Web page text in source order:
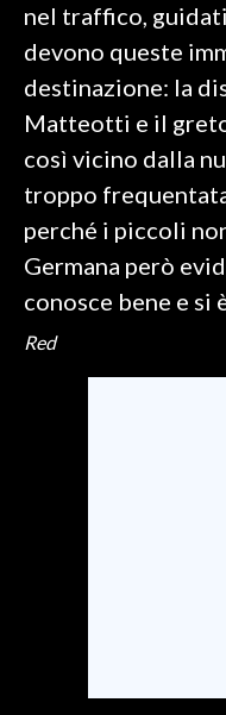
#CARAUNIONE
3 MINUTI CON
INSULARITÀ
INFO AZIENDE
ABBONATI
ANNUNCI
NECROLOGI
PUBBLICITÀ
nel traffico,
devono queste
destinazione: la
Matteotti e il
così vicino dalla
troppo
perché i piccoli
Germana però
conosce bene e si
Red